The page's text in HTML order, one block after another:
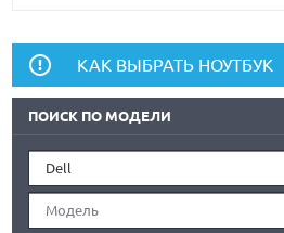
КАК ВЫБРАТЬ НОУТБУК
ПОИСК ПО МОДЕЛИ
Dell
Модель